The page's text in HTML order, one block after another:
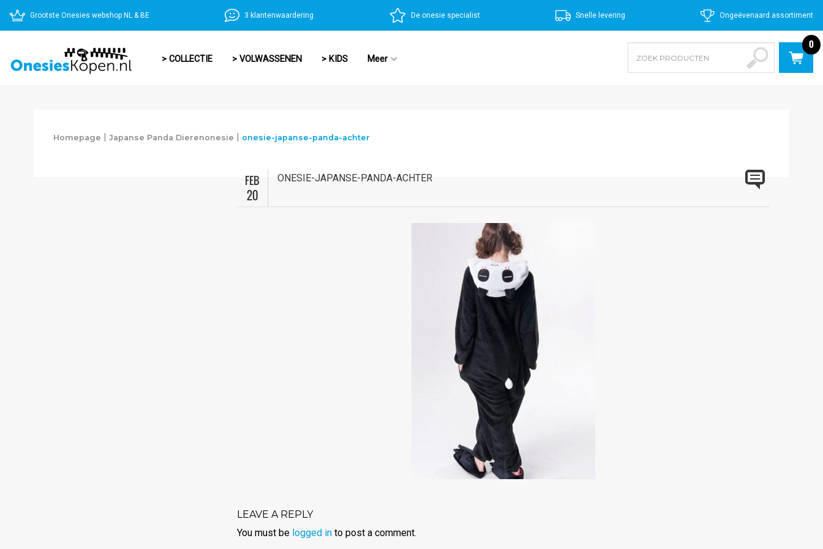
Grootste Onesies webshop NL & BE 3 klantenwaardering De onesie specialist Snelle levering Ongeëvenaard assortiment
> COLLECTIE > VOLWASSENEN > KIDS Meer
0
Homepage | Japanse Panda Dierenonesie | onesie-japanse-panda-achter
FEB
20
ONESIE-JAPANSE-PANDA-ACHTER
LEAVE A REPLY
You must be logged in to post a comment.